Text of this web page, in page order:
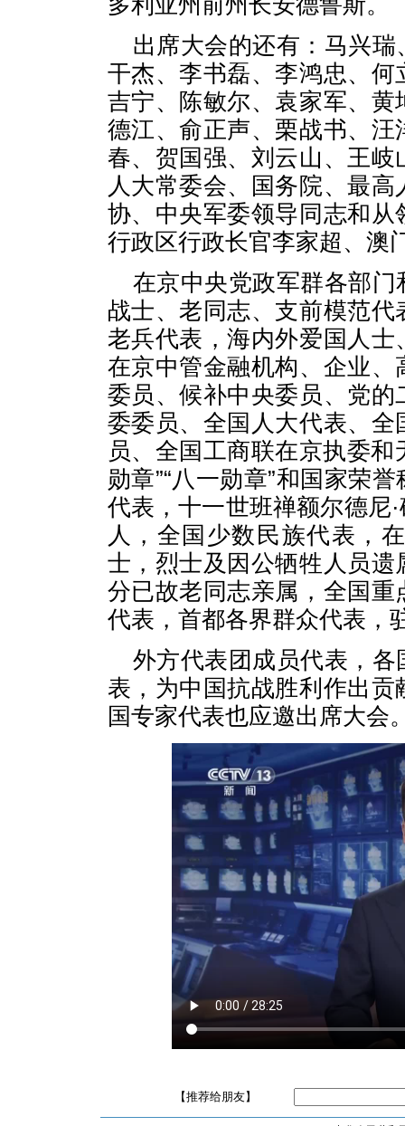
出席大会的还有：马兴
干杰、李书磊、李鸿忠、
吉宁、陈敏尔、袁家军、
德江、俞正声、栗战书、
春、贺国强、刘云山、王
人大常委会、国务院、最
协、中央军委领导同志和
行政区行政长官李家超、澳
在京中央党政军群各部
战士、老同志、支前模范
老兵代表，海内外爱国人
在京中管金融机构、企业
委员、候补中央委员、党
委委员、全国人大代表、
员、全国工商联在京执委和
勋章”“八一勋章”和国家荣
代表，十一世班禅额尔德尼
人，全国少数民族代表，
士，烈士及因公牺牲人员
分已故老同志亲属，全国
代表，首都各界群众代表，
外方代表团成员代表，
表，为中国抗战胜利作出
国专家代表也应邀出席大会
【推荐给朋友】